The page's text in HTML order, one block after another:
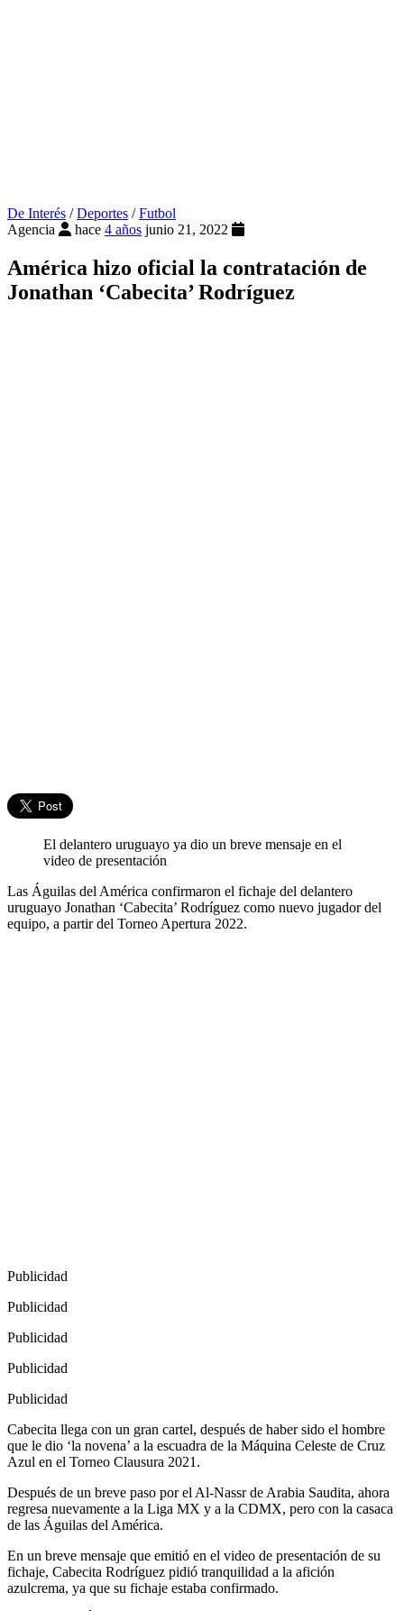
De Interés /Deportes /Futbol
Agencia
hace 4 años junio 21, 2022
América hizo oficial la contratación de
Jonathan ‘Cabecita’ Rodríguez
El delantero uruguayo ya dio un breve mensaje en el
video de presentación
Las Águilas del América confirmaron el fichaje del delantero
uruguayo Jonathan ‘Cabecita’ Rodríguez como nuevo jugador del
equipo, a partir del Torneo Apertura 2022.
Publicidad
Publicidad
Publicidad
Publicidad
Publicidad
Cabecita llega con un gran cartel, después de haber sido el hombre
que le dio ‘la novena’ a la escuadra de la Máquina Celeste de Cruz
Azul en el Torneo Clausura 2021.
Después de un breve paso por el Al-Nassr de Arabia Saudita, ahora
regresa nuevamente a la Liga MX y a la CDMX, pero con la casaca
de las Águilas del América.
En un breve mensaje que emitió en el video de presentación de su
fichaje, Cabecita Rodríguez pidió tranquilidad a la afición
azulcrema, ya que su fichaje estaba confirmado.